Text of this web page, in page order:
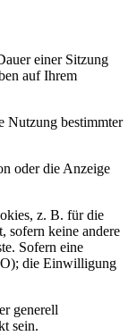
einer Sitzung
auf Ihrem
Nutzung bestimmter
oder die Anzeige
z. B. für die
sofern keine andere
Sofern eine
die Einwilligung
generell
sein.